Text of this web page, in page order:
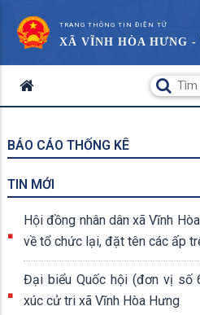
TRANG THÔNG TIN ĐIỆN TỬ
XÃ VĨNH HÒA HƯNG
BÁO CÁO THỐNG KÊ
TIN MỚI
Hội đồng nhân dân xã Vĩnh
về tổ chức lại, đặt tên các ấp
Đại biểu Quốc hội (đơn vị số
xúc cử tri xã Vĩnh Hòa Hưng